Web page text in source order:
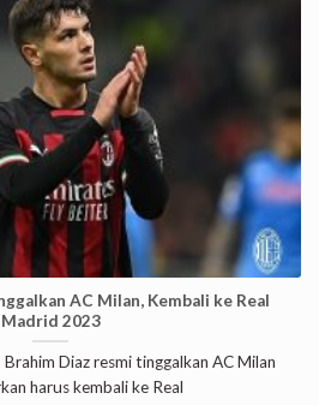
AC Milan, Kembali ke Real
Madrid 2023
Diaz resmi tinggalkan AC Milan
harus kembali ke Real